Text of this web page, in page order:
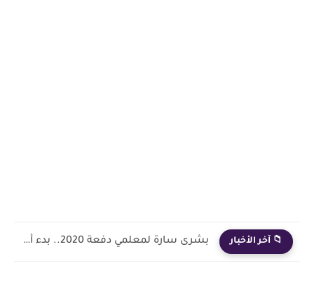
📁 آخر الأخبار بشرى سارة لمعلمي دفعة 2020.. بدء أول خطوة رسمية في...